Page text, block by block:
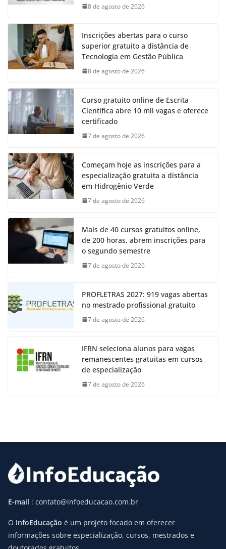
8 de agosto de 2026
Inscrições abertas para o curso
superior gratuito a distância de
Tecnologia em Gestão Pública
8 de agosto de 2026
Curso gratuito online de Escrita
Científica abre 10 mil vagas e oferece
certificado
7 de agosto de 2026
Começam hoje as inscrições para a
especialização gratuita a distância
em Hidrogênio Verde
7 de agosto de 2026
Mais de 40 cursos gratuitos online,
de 200 horas, abrem inscrições para
o segundo semestre
7 de agosto de 2026
PROFLETRAS 2027: 919 vagas abertas
no mestrado profissional gratuito
7 de agosto de 2026
IFRN seleciona alunos para vagas
remanescentes gratuitas em cursos
de especialização
7 de agosto de 2026
E-mail : contato@infoeducacao.com.br
O InfoEducação é um projeto focado em oferecer
informações sobre especialização, cursos, mestrados e